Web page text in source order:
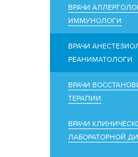
ВРАЧИ
ИММУНОЛОГИ
ВРАЧИ
РЕАНИМАТОЛОГИ
ВРАЧИ
ТЕРАПИИ
ВРАЧИ
ЛАБОРАТОРНОЙ